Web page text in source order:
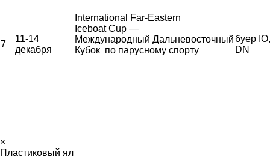
7
11-14
декабря
International Far-Eastern
Iceboat Cup —
Международный Дальневосточный
Кубок по парусному спорту
буер
DN
×
Пластиковый ял